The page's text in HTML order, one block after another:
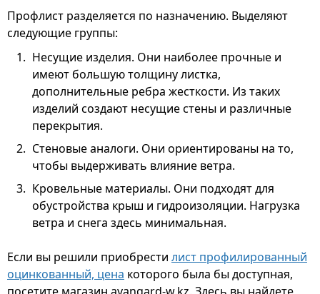
Профлист разделяется по назначению. Выделяют
следующие группы:
Несущие изделия. Они наиболее прочные и
имеют большую толщину листка,
дополнительные ребра жесткости. Из таких
изделий создают несущие стены и различные
перекрытия.
Стеновые аналоги. Они ориентированы на то,
чтобы выдерживать влияние ветра.
Кровельные материалы. Они подходят для
обустройства крыш и гидроизоляции. Нагрузка
ветра и снега здесь минимальная.
Если вы решили приобрести лист профилированный
оцинкованный, цена которого была бы доступная,